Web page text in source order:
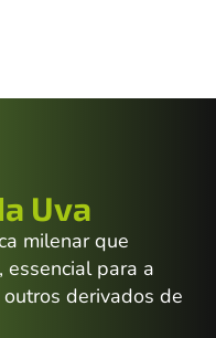
Uva
milenar que
essencial para a
derivados de